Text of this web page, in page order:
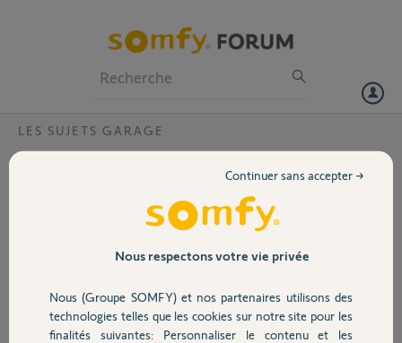
Volet
Sécurité
LES SUJETS GARAGE
movaise fermeture de la porte de mon
Bonjour nous avons une porte de garage basculante avec une
motorisation modèle 700, suite a de multiple programmations de
télécommandes ma porte de garage ne ce ferme plus correctement il
me donner la marche a suivre pour avoir une fermeture totale
je vous en remercie d'avance .
cordialement M D'ANTONI
Nous respectons votre vie privée
Nous (Groupe SOMFY) et nos partenaires utilisons des
technologies telles que les cookies sur notre site pour les
finalités suivantes: Personnaliser le contenu et les
Continuer sans accepter →